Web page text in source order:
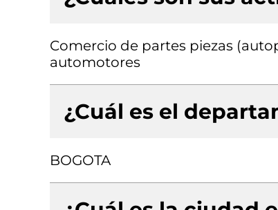
Comercio de partes piezas
automotores
¿Cuál es el
BOGOTA